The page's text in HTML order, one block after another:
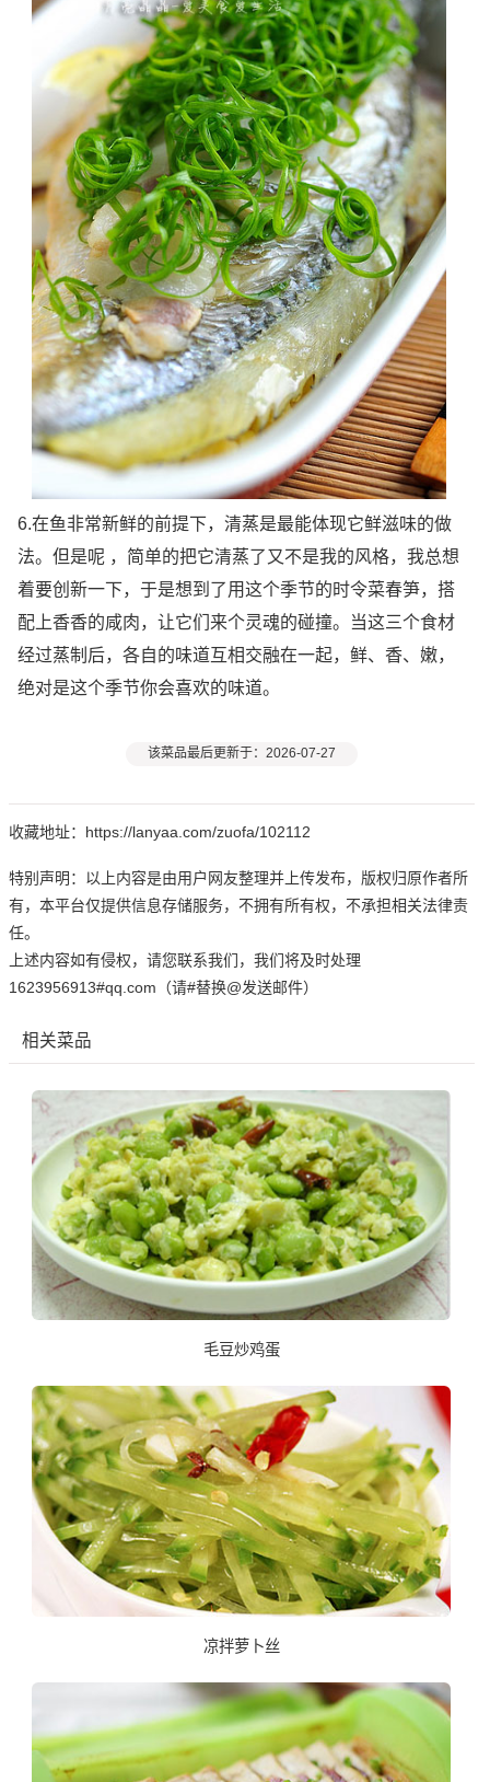
6.在鱼非常新鲜的前提下，清蒸是最能体现它鲜滋味的做
法。但是呢 ，简单的把它清蒸了又不是我的风格，我总想
着要创新一下，于是想到了用这个季节的时令菜春笋，搭
配上香香的咸肉，让它们来个灵魂的碰撞。当这三个食材
经过蒸制后，各自的味道互相交融在一起，鲜、香、嫩，
绝对是这个季节你会喜欢的味道。
该菜品最后更新于：2026-07-27
收藏地址：https://lanyaa.com/zuofa/102112
特别声明：以上内容是由用户网友整理并上传发布，版权归原作者所
有，本平台仅提供信息存储服务，不拥有所有权，不承担相关法律责
任。
上述内容如有侵权，请您联系我们，我们将及时处理
1623956913#qq.com（请#替换@发送邮件）
相关菜品
毛豆炒鸡蛋
凉拌萝卜丝